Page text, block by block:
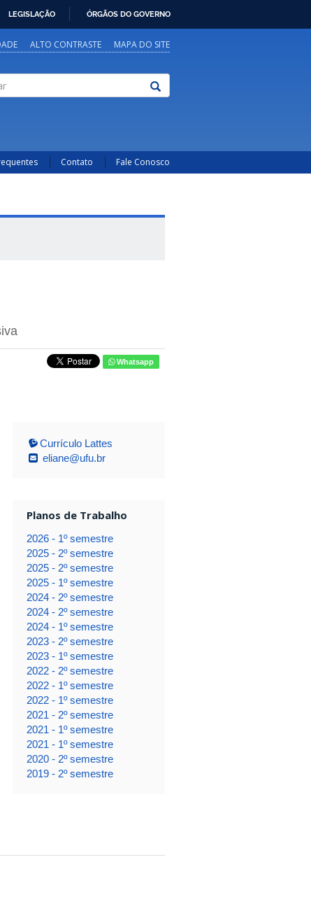
LEGISLAÇÃO ÓRGÃOS DO GOVERNO
ALTO CONTRASTE MAPA DO SITE
Contato Fale Conosco
Whatsapp
Currículo Lattes
eliane@ufu.br
Planos de Trabalho
2026 - 1º semestre
2025 - 2º semestre
2025 - 2º semestre
2025 - 1º semestre
2024 - 2º semestre
2024 - 2º semestre
2024 - 1º semestre
2023 - 2º semestre
2023 - 1º semestre
2022 - 2º semestre
2022 - 1º semestre
2022 - 1º semestre
2021 - 2º semestre
2021 - 1º semestre
2021 - 1º semestre
2020 - 2º semestre
2019 - 2º semestre